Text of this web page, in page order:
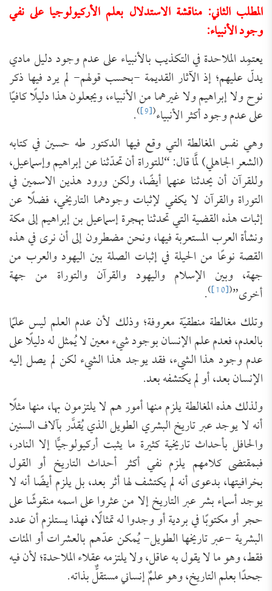
المطلب الثاني: مناقشة الاستدلال بعلم الأركيولوجيا على نفي
وجود الأنبياء:
يعتمِد الملاحدة في التكذيب بالأنبياء على عدم وجود دليل مادي
يدلّ عليهم؛ إذ الآثار القديمة -بحسب قولهم- لم يرد فيها ذكر
نوح ولا إبراهيم ولا غيرهما من الأنبياء، ويجعلون هذا دليلًا كافيًا
على عدم وجود أكثر الأنبياء(
[9]
)
.
وهي نفس المغالطة التي وقع فيها الدكتور طه حسين في كتابه
(الشعر الجاهلي) لَمَّا قال: “للتوراة أن تحدّثنا عن إبراهيم وإسماعيل،
وللقرآن أن يحدثنا عنهما أيضًا، ولكن ورود هذين الاسمين في
التوراة والقرآن لا يكفي لإثبات وجودهما التاريخي، فضلًا عن
إثبات هذه القضية التي تحدثنا بهجرة إسماعيل بن إبراهيم إلى مكة
ونشأة العرب المستعربة فيها، ونحن مضطرون إلى أن نرى في هذه
القصة نوعًا من الحيلة في إثبات الصلة بين اليهود والعرب من
جهة، وبين الإسلام واليهود والقرآن والتوراة من جهة
أخرى”(
[10]
)
.
وتلك مغالطة منطقيّة معروفة؛ وذلك لأن عدم العلم ليس علمًا
بالعدم، فعدم علم الإنسان بوجود شيء معين لا يُمثل له دليلًا على
عدم وجود هذا الشيء، فقد يوجد هذا الشيء لكن لم يصل إليه
الإنسان بعد، أو لم يكتشفه بعد.
ولذلك هذه المغالطة يلزم منها أمور هم لا يلتزمون بها، منها مثلًا
أنه لا يوجد عبر تاريخ البشري الطويل الذي يُقدَّر بآلاف السنين
والحافل بأحداث تاريخية كثيرة ما يثبت أركيولوجيًّا إلا النادر،
فبمقتضى كلامهم يلزم نفي أكثر أحداث التاريخ أو القول
بخرافيتها، بدعوى أنه لم يكتشف لها أثر بعد، بل يلزم أيضًا أنه لا
يوجد أسماء بشر عبر التاريخ إلا من عثروا على اسمه منقوشًا على
حجر أو مكتوبًا في بردية أو وجدوا له تمثالًا، فهذا يستلزم أن عدد
البشرية -عبر تاريخها الطويل- يُمكن عدّهم بالعشرات أو المئات
فقط، وهو ما لا يقول به عاقل، ولا يلتزمه عقلاء الملاحدة؛ لأن فيه
جحدًا بعلم التاريخ، وهو علمٌ إنساني مستقلٌّ بذاته.